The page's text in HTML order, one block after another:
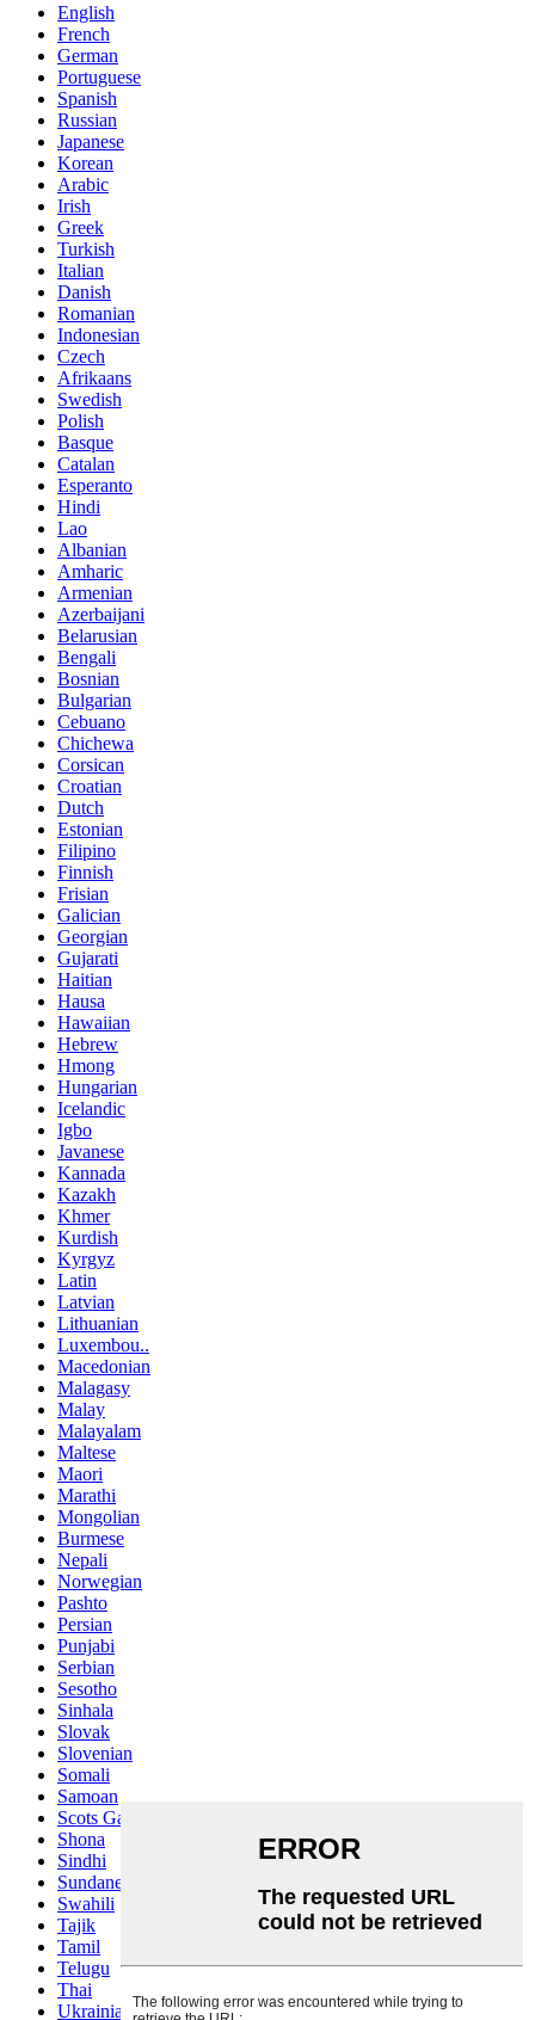
English
French
German
Portuguese
Spanish
Russian
Japanese
Korean
Arabic
Irish
Greek
Turkish
Italian
Danish
Romanian
Indonesian
Czech
Afrikaans
Swedish
Polish
Basque
Catalan
Esperanto
Hindi
Lao
Albanian
Amharic
Armenian
Azerbaijani
Belarusian
Bengali
Bosnian
Bulgarian
Cebuano
Chichewa
Corsican
Croatian
Dutch
Estonian
Filipino
Finnish
Frisian
Galician
Georgian
Gujarati
Haitian
Hausa
Hawaiian
Hebrew
Hmong
Hungarian
Icelandic
Igbo
Javanese
Kannada
Kazakh
Khmer
Kurdish
Kyrgyz
Latin
Latvian
Lithuanian
Luxembou..
Macedonian
Malagasy
Malay
Malayalam
Maltese
Maori
Marathi
Mongolian
Burmese
Nepali
Norwegian
Pashto
Persian
Punjabi
Serbian
Sesotho
Sinhala
Slovak
Slovenian
Somali
Samoan
Scots Gaelic
Shona
Sindhi
Sundanese
Swahili
Tajik
Tamil
Telugu
Thai
Ukrainian